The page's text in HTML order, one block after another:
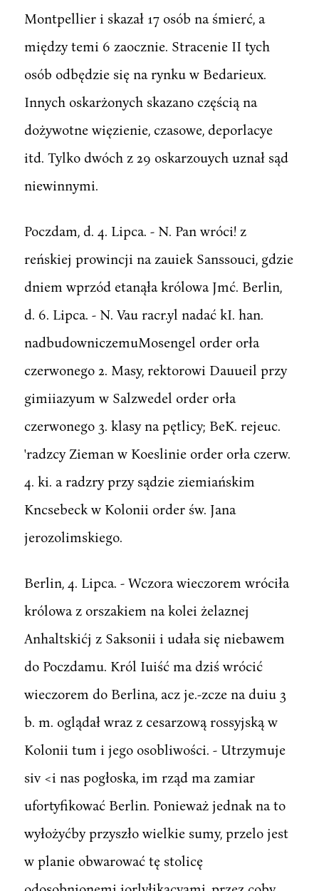
Montpellier i skazał 17 osób na śmierć, a
między temi 6 zaocznie. Stracenie II tych
osób odbędzie się na rynku w Bedarieux.
Innych oskarżonych skazano częścią na
dożywotne więzienie, czasowe, deporlacye
itd. Tylko dwóch z 29 oskarzouych uznał sąd
niewinnymi.
Poczdam, d. 4. Lipca. - N. Pan wróci! z
reńskiej prowincji na zauiek Sanssouci, gdzie
dniem wprzód etanąła królowa Jmć. Berlin,
d. 6. Lipca. - N. Vau racr.yl nadać kI. han.
nadbudowniczemuMosengel order orła
czerwonego 2. Masy, rektorowi Dauueil przy
gimiiazyum w Salzwedel order orła
czerwonego 3. klasy na pętlicy; BeK. rejeuc.
'radzcy Zieman w Koeslinie order orła czerw.
4. ki. a radzry przy sądzie ziemiańskim
Kncsebeck w Kolonii order św. Jana
jerozolimskiego.
Berlin, 4. Lipca. - Wczora wieczorem wróciła
królowa z orszakiem na kolei żelaznej
Anhaltskićj z Saksonii i udała się niebawem
do Poczdamu. Król Iuiść ma dziś wrócić
wieczorem do Berlina, acz je.-zcze na duiu 3
b. m. oglądał wraz z cesarzową rossyjską w
Kolonii tum i jego osobliwości. - Utrzymuje
siv <i nas pogłoska, im rząd ma zamiar
ufortyfikować Berlin. Ponieważ jednak na to
wyłożyćby przyszło wielkie sumy, przelo jest
w planie obwarować tę stolicę